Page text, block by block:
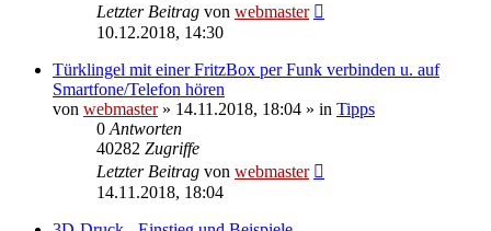
Letzter Beitrag von webmaster
10.12.2018, 14:30
Türklingel mit einer FritzBox per Funk verbinden u. auf
Smartfone/Telefon hören
von webmaster» 14.11.2018, 18:04 » in Tipps
0 Antworten
40282 Zugriffe
Letzter Beitrag von webmaster
14.11.2018, 18:04